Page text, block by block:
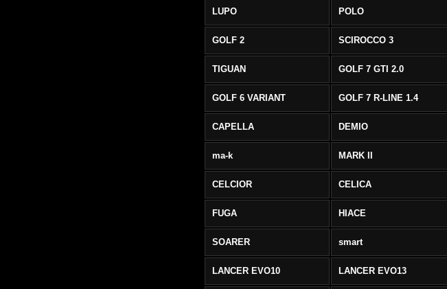
LUPO POLO
GOLF 2 SCIROCCO 3
TIGUAN GOLF 7 GTI 2.0
GOLF 6 VARIANT GOLF 7 R-LINE 1.4
CAPELLA DEMIO
ma-k MARK II
CELCIOR CELICA
FUGA HIACE
SOARER smart
LANCER EVO10 LANCER EVO13